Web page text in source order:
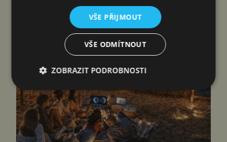
CHCEŠ VÍC NEŽ JEN PIVO A VÍNO
VŠE PŘIJMOUT
VŠE ODMÍTNOUT
ZOBRAZIT PODROBNOSTI